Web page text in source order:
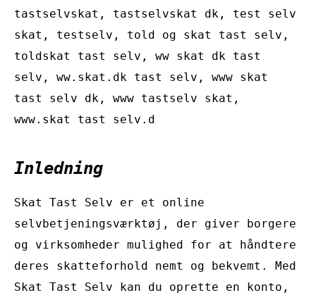
tastselvskat, tastselvskat dk, test selv
skat, testselv, told og skat tast selv,
toldskat tast selv, ww skat dk tast
selv, ww.skat.dk tast selv, www skat
tast selv dk, www tastselv skat,
www.skat tast selv.d
Inledning
Skat Tast Selv er et online
selvbetjeningsværktøj, der giver borgere
og virksomheder mulighed for at håndtere
deres skatteforhold nemt og bekvemt. Med
Skat Tast Selv kan du oprette en konto,